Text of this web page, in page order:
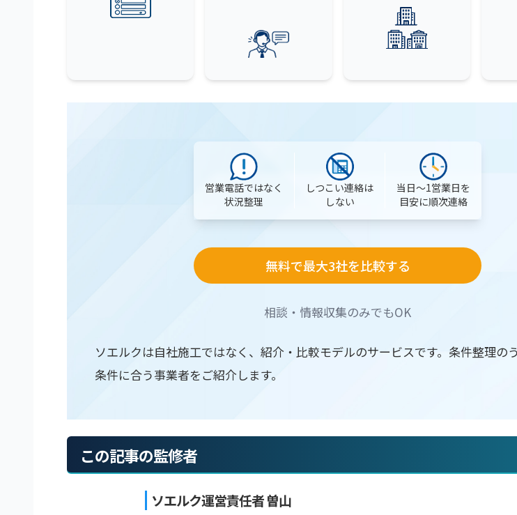
営業電話ではなく
状況整理
しつこい連絡は
しない
当日〜1営業日を
目安に順次連絡
無料で最大3社を比較する
相談・情報収集のみでもOK
ソエルクは自社施工ではなく、紹介・比較モデルのサービスです。条件整理の
条件に合う事業者をご紹介します。
この記事の監修者
ソエルク運営責任者 曽山